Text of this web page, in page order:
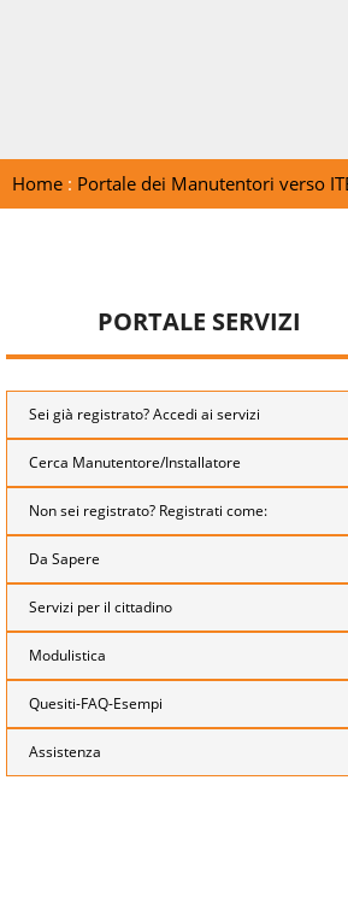
Home: Portale dei Manutentori verso
PORTALE SERVIZI
Sei già registrato? Accedi ai servizi
Cerca Manutentore/Installatore
Non sei registrato? Registrati come:
Da Sapere
Servizi per il cittadino
Modulistica
Quesiti-FAQ-Esempi
Assistenza